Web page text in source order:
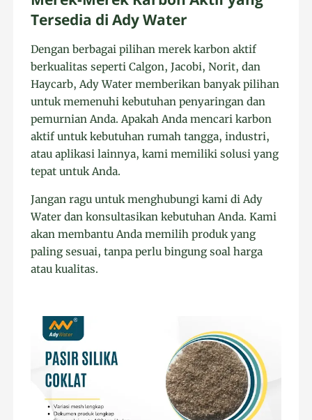
Tersedia di Ady Water
Dengan berbagai pilihan merek karbon aktif
berkualitas seperti Calgon, Jacobi, Norit, dan
Haycarb, Ady Water memberikan banyak pilihan
untuk memenuhi kebutuhan penyaringan dan
pemurnian Anda. Apakah Anda mencari karbon
aktif untuk kebutuhan rumah tangga, industri,
atau aplikasi lainnya, kami memiliki solusi yang
tepat untuk Anda.
Jangan ragu untuk menghubungi kami di Ady
Water dan konsultasikan kebutuhan Anda. Kami
akan membantu Anda memilih produk yang
paling sesuai, tanpa perlu bingung soal harga
atau kualitas.